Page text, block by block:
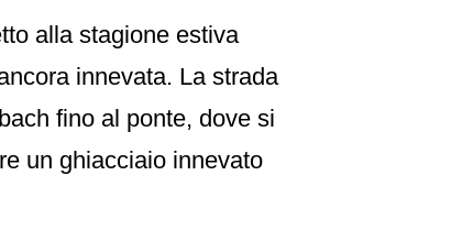
alla stagione estiva
innevata. La strada
fino al ponte, dove si
un ghiacciaio innevato